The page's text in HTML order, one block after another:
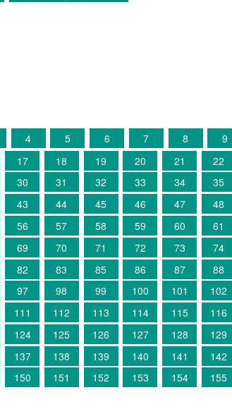
4 5 6 7 8 9
17 18 19 20 21 22
30 31 32 33 34 35
43 44 45 46 47 48
56 57 58 59 60 61
69 70 71 72 73 74
82 83 85 86 87 88
97 98 99 100 101 102
111 112 113 114 115 116
124 125 126 127 128 129
137 138 139 140 141 142
150 151 152 153 154 155